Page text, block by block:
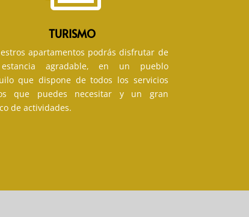
TURISMO
apartamentos podrás disfrutar de
agradable, en un pueblo
que dispone de todos los servicios
que puedes necesitar y un gran
de actividades.